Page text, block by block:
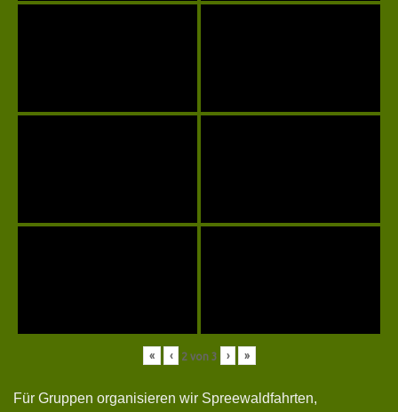
« ‹ 2von 3 › »
Für Gruppen organisieren wir Spreewaldfahrten,